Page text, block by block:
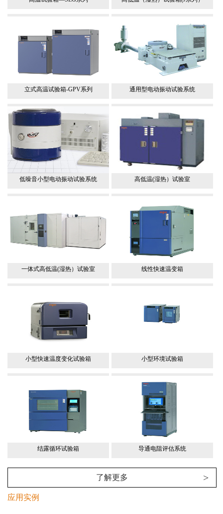
立式高温试验箱-GPV系列 通用型电动振动试验系统
低噪音小型电动振动试验系统 高低温(湿热）试验室
一体式高低温(湿热）试验室 线性快速温变箱
小型快速温度变化试验箱 小型环境试验箱
结露循环试验箱 导通电阻评估系统
了解更多 >
应用实例